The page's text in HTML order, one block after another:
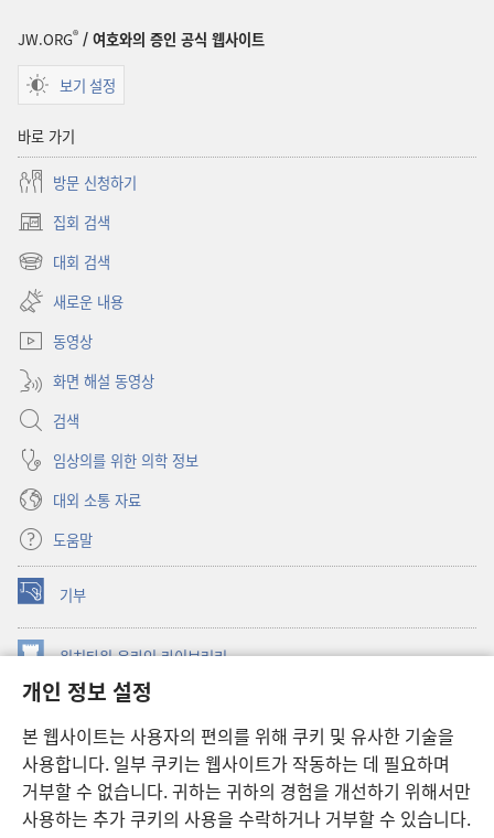
개인 정보 설정
본 웹사이트는 사용자의 편의를 위해 쿠키 및 유사한 기술을
사용합니다. 일부 쿠키는 웹사이트가 작동하는 데 필요하며
거부할 수 없습니다. 귀하는 귀하의 경험을 개선하기 위해서만
사용하는 추가 쿠키의 사용을 수락하거나 거부할 수 있습니다.
JW.ORG® / 여호와의 증인 공식 웹사이트
보기 설정
바로 가기
방문 신청하기
집회 검색
(새로운
창
대회 검색
(새로운
창
열기)
새로운 내용
동영상
화면 해설 동영상
검색
임상의를 위한 의학 정보
대외 소통 자료
도움말
기부
(새로운
창
열기) 워치타워 온라인 라이브러리
창
JW Hub ®
창
열기) JW 라이브러리
워치타워 라이브러리